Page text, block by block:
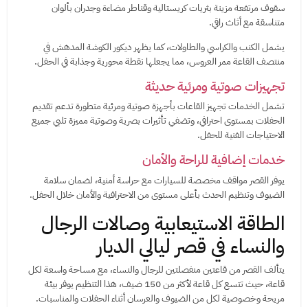
سقوف مرتفعة مزينة بثريات كريستالية وقناطر مضاءة وجدران بألوان
متناسقة مع أثاث راقي.
يشمل الكنب والكراسي والطاولات، كما يظهر ديكور الكوشة المدهش في
منتصف القاعة ممر العروس، مما يجعلها نقطة محورية وجذابة في الحفل.
تجهيزات صوتية ومرئية حديثة
تشمل الخدمات تجهيز القاعات بأجهزة صوتية ومرئية متطورة تدعم تقديم
الحفلات بمستوى احترافي، وتضفي تأثيرات بصرية وصوتية مميزة تلبي جميع
الاحتياجات الفنية للحفل.
خدمات إضافية للراحة والأمان
يوفر القصر مواقف مخصصة للسيارات مع حراسة أمنية، لضمان سلامة
الضيوف وتنظيم الحدث بأعلى مستوى من الاحترافية والأمان خلال الحفل.
الطاقة الاستيعابية وصالات الرجال
والنساء في قصر ليالي الديار
يتألف القصر من قاعتين منفصلتين للرجال والنساء، مع مساحة واسعة لكل
قاعة، حيث تتسع كل قاعة لأكثر من 150 ضيف، هذا التنظيم يوفر بيئة
مريحة وخصوصية لكل من الضيوف والعرسان أثناء الحفلات والمناسبات.